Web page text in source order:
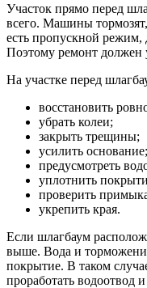
Участок прямо перед
всего. Машины
есть пропускной
Поэтому ремонт должен
На участке перед
восстановить
убрать колеи;
закрыть трещины;
усилить основание;
предусмотреть
уплотнить
проверить
укрепить края.
Если шлагбаум
выше. Вода и
покрытие. В таком
проработать водоотвод